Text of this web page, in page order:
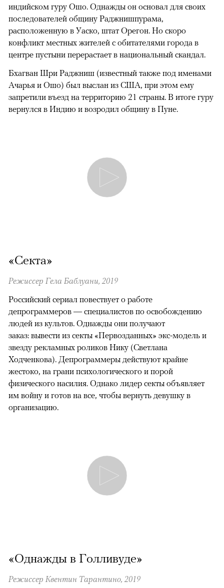
индийском гуру Ошо. Однажды он основал для своих
последователей общину Раджнишпурама,
расположенную в Уаско, штат Орегон. Но скоро
конфликт местных жителей с обитателями города в
центре пустыни перерастает в национальный скандал.
Бхагван Шри Раджниш (известный также под именами
Ачарья и Ошо) был выслан из США, при этом ему
запретили въезд на территорию 21 страны. В итоге гуру
вернулся в Индию и возродил общину в Пуне.
«Секта»
Режиссер Гела Баблуани, 2019
Российский сериал повествует о работе
депрограммеров — специалистов по освобождению
людей из культов. Однажды они получают
заказ: вывести из секты «Первозданных» экс-модель и
звезду рекламных роликов Нику (Светлана
Ходченкова). Депрограммеры действуют крайне
жестоко, на грани психологического и порой
физического насилия. Однако лидер секты объявляет
им войну и готов на все, чтобы вернуть девушку в
организацию.
«Однажды в Голливуде»
Режиссер Квентин Тарантино, 2019